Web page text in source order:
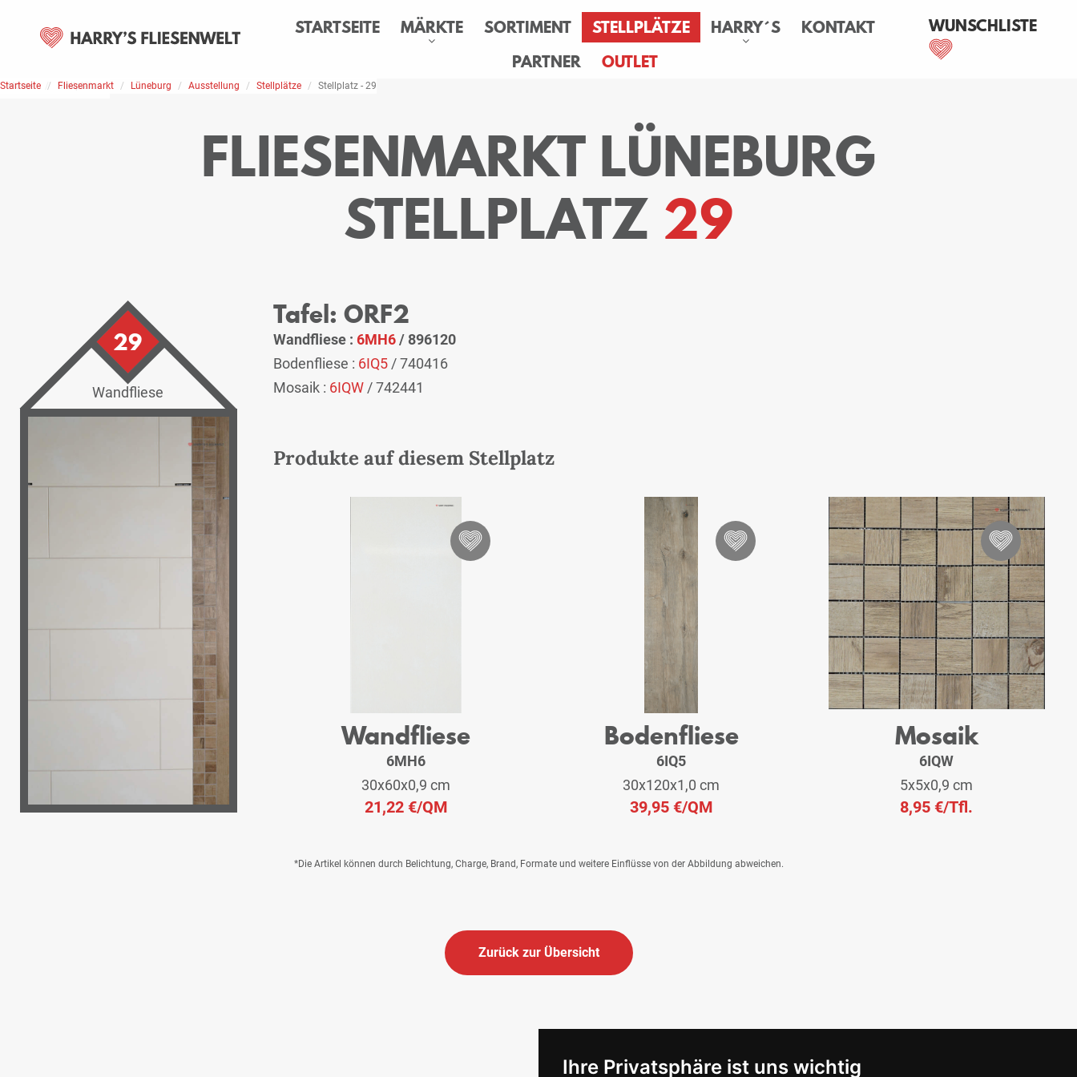
Ihre Privatsphäre ist uns wichtig
STARTSEITE MÄRKTE SORTIMENT STELLPLÄTZE HARRY´S
KONTAKT
PARTNER
OUTLET
WUNSCHLISTE
Home Stellplätze
Startseite Fliesenmarkt Lüneburg Ausstellung Stellplätze Stellplatz - 29
FLIESENMARKT LÜNEBURG
STELLPLATZ 29
29
Wandfliese
Tafel: ORF2
Wandfliese : 6MH6/ 896120
Bodenfliese : 6IQ5 / 740416
Mosaik : 6IQW / 742441
Produkte auf diesem Stellplatz
Wandfliese
6MH6
30x60x0,9 cm
21,22 €/QM
Bodenfliese
6IQ5
30x120x1,0 cm
39,95 €/QM
Mosaik
6IQW
5x5x0,9 cm
8,95 €/Tfl.
*Die Artikel können durch Belichtung, Charge, Brand, Formate und weitere Einflüsse von der Abbildung abweichen.
Zurück zur Übersicht